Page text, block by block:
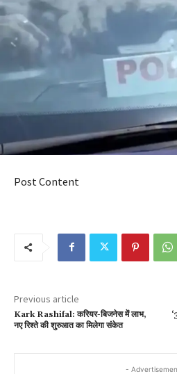
Post Content
Previous article
Kark Rashifal: करियर-बिजनेस में लाभ,
नए रिश्ते की शुरुआत का मिलेगा संकेत
-